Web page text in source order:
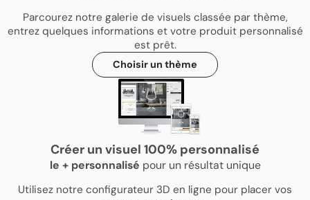
Parcourez notre galerie de visuels classée par thème,
entrez quelques informations et votre produit personnalisé
est prêt.
Choisir un thème
Créer un visuel 100% personnalisé
le +personnalisé pour un résultat unique
Utilisez notre configurateur 3D en ligne pour placer vos